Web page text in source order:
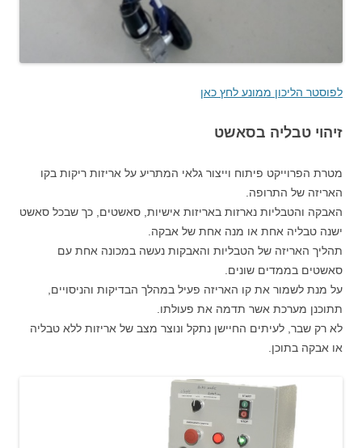
לפוסטר הליכון ממונע לחץ כאן
זיהוי טבליה בסאשט
מטרת הפרוייקט פיתוח וייצור גלאי המתריע על אריזות ריקות בקו
האריזה של התרופה.
האבקה והטבליות נארזות באריזות אישיות, סאשטים, כך שבכל סאשט
ישנה טבליה אחת או מנה אחת של אבקה.
תהליך האריזה של הטבליות והאבקות נעשה במכונה אחת עם
סאשטים בממדים שונים.
על מנת לשמור את קו האריזה פעיל במהלך הבדיקות והניסויים,
תתוכנן מערכת אשר תדמה את פעולתו.
לא רק שבר, לעיתים החיישן נתקל ונוצר מצב של אריזות ללא טבליה
או אבקה בתוכן.